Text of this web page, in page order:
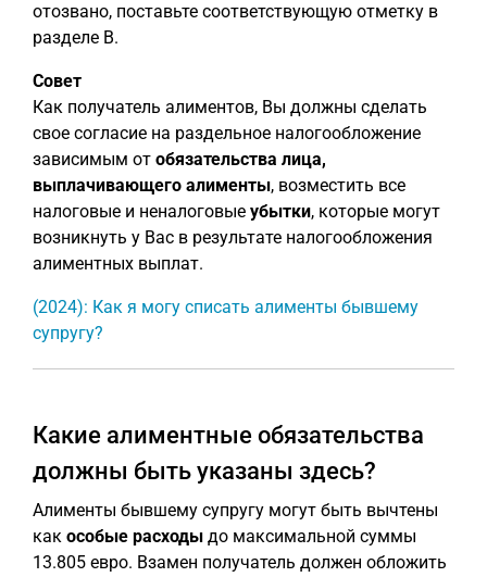
отозвано, поставьте соответствующую отметку в
разделе B.
Совет
Как получатель алиментов, Вы должны сделать
свое согласие на раздельное налогообложение
зависимым от обязательства лица,
выплачивающего алименты, возместить все
налоговые и неналоговые убытки, которые могут
возникнуть у Вас в результате налогообложения
алиментных выплат.
(2024): Как я могу списать алименты бывшему
супругу?
Какие алиментные обязательства
должны быть указаны здесь?
Алименты бывшему супругу могут быть вычтены
как особые расходы до максимальной суммы
13.805 евро. Взамен получатель должен обложить